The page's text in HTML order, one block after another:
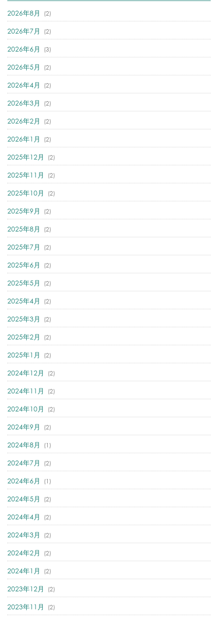
2026年8月 (2)
2026年7月 (2)
2026年6月 (3)
2026年5月 (2)
2026年4月 (2)
2026年3月 (2)
2026年2月 (2)
2026年1月 (2)
2025年12月 (2)
2025年11月 (2)
2025年10月 (2)
2025年9月 (2)
2025年8月 (2)
2025年7月 (2)
2025年6月 (2)
2025年5月 (2)
2025年4月 (2)
2025年3月 (2)
2025年2月 (2)
2025年1月 (2)
2024年12月 (2)
2024年11月 (2)
2024年10月 (2)
2024年9月 (2)
2024年8月 (1)
2024年7月 (2)
2024年6月 (1)
2024年5月 (2)
2024年4月 (2)
2024年3月 (2)
2024年2月 (2)
2024年1月 (2)
2023年12月 (2)
2023年11月 (2)